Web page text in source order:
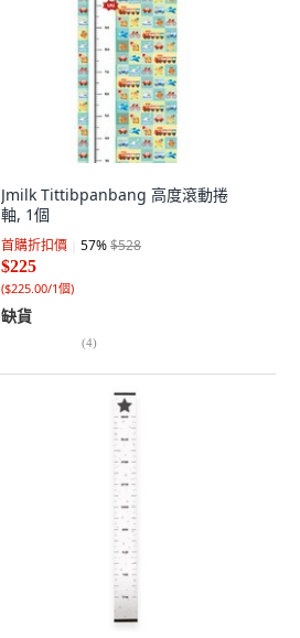
Jmilk Tittibpanbang 高度滾動捲
軸, 1個
首購折扣價 57%$528
$225
($225.00/1個)
缺貨
(4)